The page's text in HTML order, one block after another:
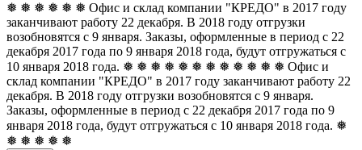
❅ ❅ ❅ ❅ ❅ ❅ Офис и склад компании "КРЕДО" в 2017 году
заканчивают работу 22 декабря. В 2018 году отгрузки
возобновятся с 9 января. Заказы, оформленные в период с 22
декабря 2017 года по 9 января 2018 года, будут отгружаться с
10 января 2018 года. ❅ ❅ ❅ ❅ ❅ ❅ ❅ ❅ ❅ ❅ ❅ ❅ Офис и
склад компании "КРЕДО" в 2017 году заканчивают работу 22
декабря. В 2018 году отгрузки возобновятся с 9 января.
Заказы, оформленные в период с 22 декабря 2017 года по 9
января 2018 года, будут отгружаться с 10 января 2018 года. ❅
❅ ❅ ❅ ❅ ❅